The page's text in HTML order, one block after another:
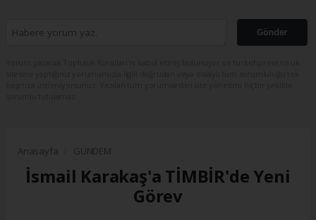
Gönder
Anasayfa GÜNDEM
İsmail Karakaş'a TİMBİR'de Yeni
Görev